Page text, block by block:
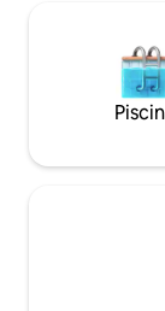
Churrasco/coifa +
⭐ Piscina externa ➡️ Água fria gratuita
você deixar uma
aquecida por
meses não paga ⭐ Local tranquilo,
Jangmok
Montanha
básicas